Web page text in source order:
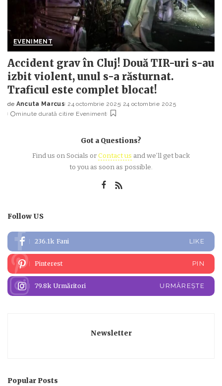
EVENIMENT
Accident grav în Cluj! Două TIR-uri s-au
izbit violent, unul s-a răsturnat.
Traficul este complet blocat!
Posted
by
de Ancuta Marcus 24 octombrie 2025 24 octombrie 2025
minute durată citire Eveniment
Got a Questions?
Find us on Socials orContact us and we’ll get back
to you as soon as possible.
Follow US
236.1k Fani LIKE
Pinterest PIN
79.8k Urmăritori URMĂREȘTE
Newsletter
Popular Posts